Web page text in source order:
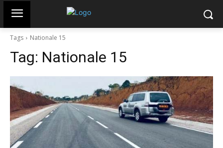
Tags Nationale 15
Tag: Nationale 15